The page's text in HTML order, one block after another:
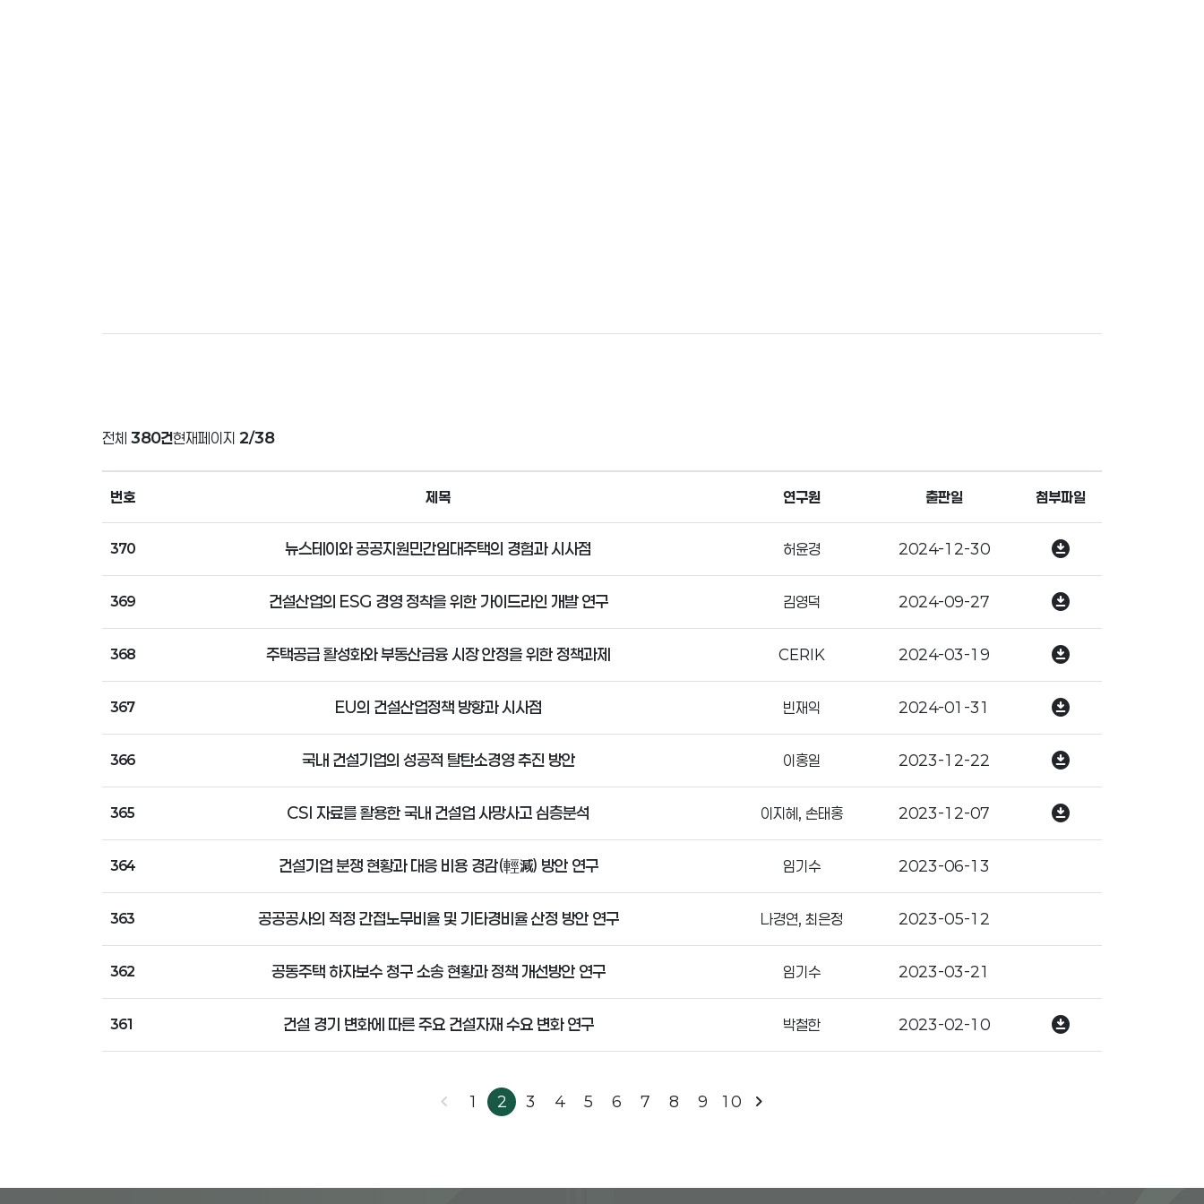
전체 380건현재페이지 2/38
번호 제목 연구원 출판일 첨부파일
370 뉴스테이와 공공지원민간임대주택의 경험과 시사점 허윤경 2024-12-30 download_for_offline
369 건설산업의 ESG 경영 정착을 위한 가이드라인 개발 연구 김영덕 2024-09-27 download_for_offline
368 주택공급 활성화와 부동산금융 시장 안정을 위한 정책과제 CERIK 2024-03-19 download_for_offline
367 EU의 건설산업정책 방향과 시사점 빈재익 2024-01-31 download_for_offline
366 국내 건설기업의 성공적 탈탄소경영 추진 방안 이홍일 2023-12-22 download_for_offline
365 CSI 자료를 활용한 국내 건설업 사망사고 심층분석 이지혜, 손태홍 2023-12-07 download_for_offline
364 건설기업 분쟁 현황과 대응 비용 경감(輕減) 방안 연구 임기수 2023-06-13
363 공공공사의 적정 간접노무비율 및 기타경비율 산정 방안 연구 나경연, 최은정 2023-05-12
362 공동주택 하자보수 청구 소송 현황과 정책 개선방안 연구 임기수 2023-03-21
361 건설 경기 변화에 따른 주요 건설자재 수요 변화 연구 박철한 2023-02-10 download_for_offline
chevron_left 1 2 3 4 5 6 7 8 9 10 chevron_right